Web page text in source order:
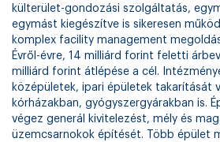
külterület-gondozási szolgáltatás,
egymást kiegészítve is sikeresen
komplex facility management
Évről-évre, 14 milliárd forint feletti
milliárd forint átlépése a cél.
középületek, ipari épületek takarítását
kórházakban, gyógyszergyárakban is.
végez generál kivitelezést, mély és
üzemcsarnokok építését. Több épület